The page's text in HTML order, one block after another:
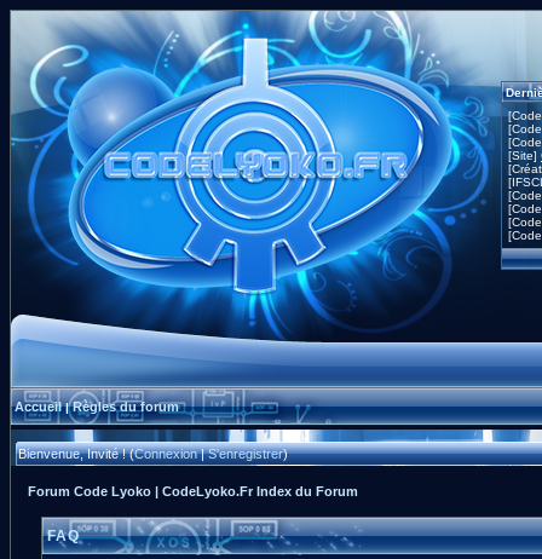
[Site]
Accueil|Règles du forum
Bienvenue, Invité ! (Connexion|S'enregistrer)
Forum Code Lyoko | CodeLyoko.Fr Index du Forum
FAQ